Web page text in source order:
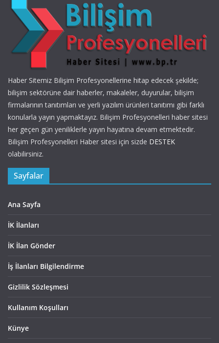
Haber Sitemiz Bilişim Profesyonellerine hitap edecek şekilde;
bilişim sektörüne dair haberler, makaleler, duyurular, bilişim
firmalarının tanıtımları ve yerli yazılım ürünleri tanıtımı gibi farklı
konularla yayın yapmaktayız. Bilişim Profesyonelleri haber sitesi
her geçen gün yeniliklerle yayın hayatına devam etmektedir.
Bilişim Profesyonelleri Haber sitesi için sizde DESTEK
olabilirsiniz.
Sayfalar
Ana Sayfa
İK İlanları
İK İlan Gönder
İş İlanları Bilgilendirme
Gizlilik Sözleşmesi
Kullanım Koşulları
Künye